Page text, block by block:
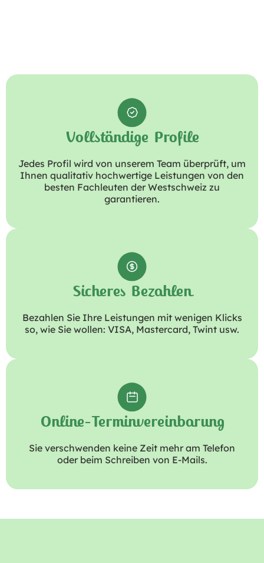
Vollständige Profile
Jedes Profil wird von unserem Team überprüft, um
Ihnen qualitativ hochwertige Leistungen von den
besten Fachleuten der Westschweiz zu
garantieren.
Sicheres Bezahlen
Bezahlen Sie Ihre Leistungen mit wenigen Klicks
so, wie Sie wollen: VISA, Mastercard, Twint usw.
Online-Terminvereinbarung
Sie verschwenden keine Zeit mehr am Telefon
oder beim Schreiben von E-Mails.